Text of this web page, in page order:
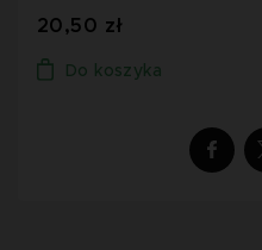
20,50 zł
Do koszyka